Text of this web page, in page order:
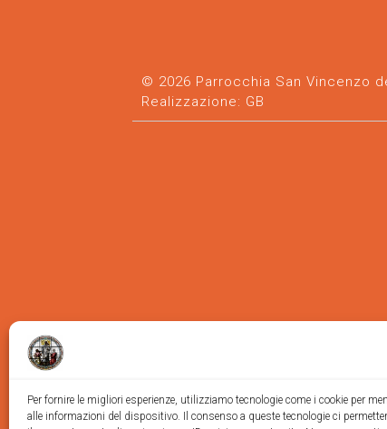
Per fornire le migliori esperienze, utilizziamo tecnologie come i cookie per
alle informazioni del dispositivo. Il consenso a queste tecnologie ci
© 2026 Parrocchia San Vincenzo
Realizzazione: GB